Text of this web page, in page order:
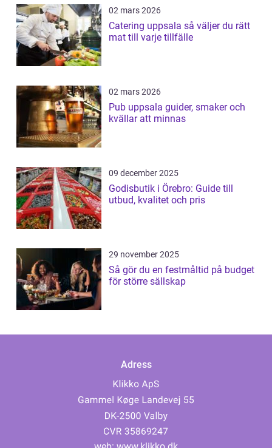
02 mars 2026
Catering uppsala så väljer du rätt
mat till varje tillfälle
02 mars 2026
Pub uppsala guider, smaker och
kvällar att minnas
09 december 2025
Godisbutik i Örebro: Guide till
utbud, kvalitet och pris
29 november 2025
Så gör du en festmåltid på budget
för större sällskap
Adress